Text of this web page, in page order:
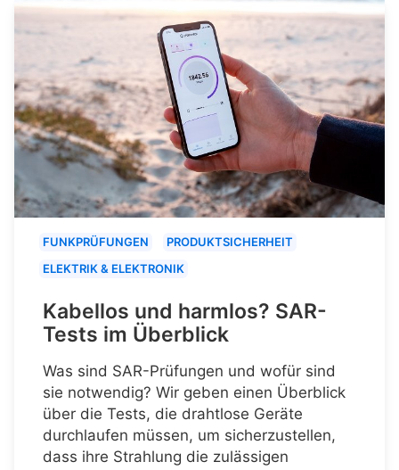
FUNKPRÜFUNGEN
PRODUKTSICHERHEIT
ELEKTRIK & ELEKTRONIK
Kabellos und harmlos? SAR-
Tests im Überblick
Was sind SAR-Prüfungen und wofür sind
sie notwendig? Wir geben einen Überblick
über die Tests, die drahtlose Geräte
durchlaufen müssen, um sicherzustellen,
dass ihre Strahlung die zulässigen